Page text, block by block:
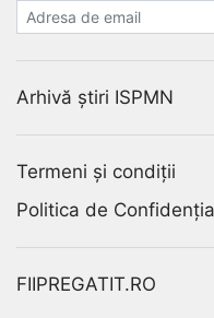
E-mail
Arhivă știri ISPMN
Termeni și condiții
Politica de
FIIPREGATIT.RO